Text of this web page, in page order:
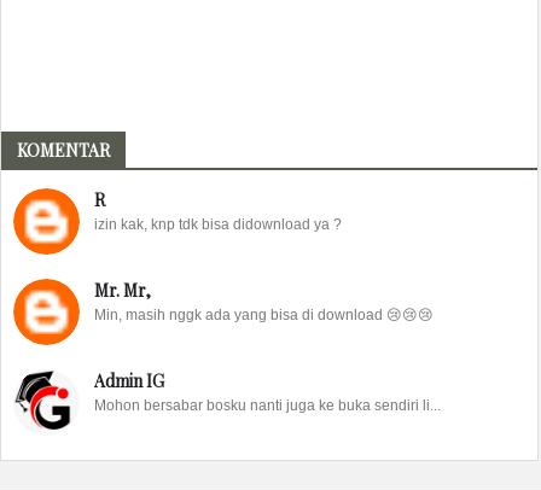
KOMENTAR
R
izin kak, knp tdk bisa didownload ya ?
Mr. Mr,
Min, masih nggk ada yang bisa di download 😢😢😢
Admin IG
Mohon bersabar bosku nanti juga ke buka sendiri li...